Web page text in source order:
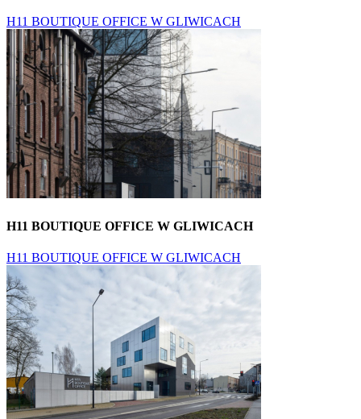
H11 BOUTIQUE OFFICE W GLIWICACH
H11 BOUTIQUE OFFICE W GLIWICACH
H11 BOUTIQUE OFFICE W GLIWICACH